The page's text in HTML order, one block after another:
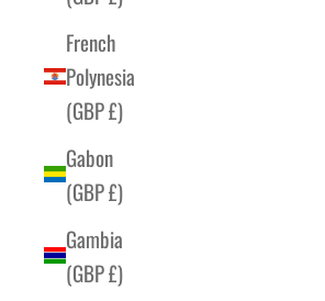
French
Polynesia
(GBP £)
Gabon
(GBP £)
Gambia
(GBP £)